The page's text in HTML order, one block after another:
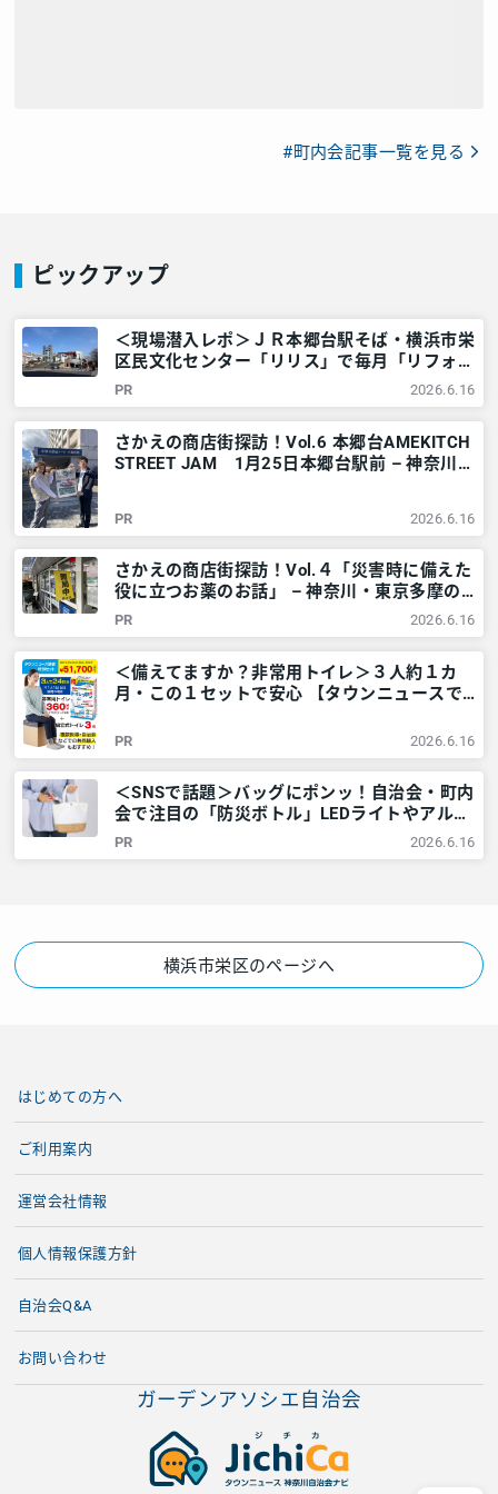
#町内会記事一覧を見る
ピックアップ
＜現場潜入レポ＞ＪＲ本郷台駅そば・横浜市栄
区民文化センター「リリス」で毎月「リフォー
ム相談会」が行われているワケとは？ – 神奈
川・東京多摩のご近所情報 – レアリア
PR 2026.6.16
さかえの商店街探訪！Vol.6 本郷台AMEKITCH
STREET JAM 1月25日本郷台駅前 – 神奈川・
PR 2026.6.16
さかえの商店街探訪！Vol.４「災害時に備えた
役に立つお薬のお話」 – 神奈川・東京多摩の
ご近所情報 – レアリア
PR 2026.6.16
＜備えてますか？非常用トイレ＞３人約１カ
月・この１セットで安心 【タウンニュースで
レアリア
PR 2026.6.16
＜SNSで話題＞バッグにポンッ！自治会・町内
会で注目の「防災ボトル」LEDライトやアルミ
シートなど6点が1本に – 神奈川・東京多摩の
ご近所情報 – レアリア
PR 2026.6.16
横浜市栄区のページへ
ガーデンアソシエ自治会
はじめての方へ
ご利用案内
運営会社情報
個人情報保護方針
自治会Q&A
お問い合わせ